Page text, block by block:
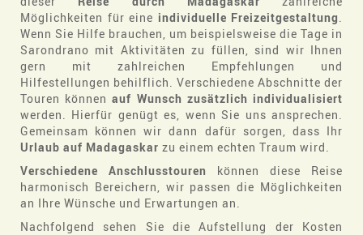
Möglichkeiten für eine individuelle Freizeitgestaltung.
Wenn Sie Hilfe brauchen, um beispielsweise die Tage in
Sarondrano mit Aktivitäten zu füllen, sind wir Ihnen
gern mit zahlreichen Empfehlungen und
Hilfestellungen behilflich. Verschiedene Abschnitte der
Touren könnenauf Wunsch zusätzlich individualisiert
werden. Hierfür genügt es, wenn Sie uns ansprechen.
Gemeinsam können wir dann dafür sorgen, dass Ihr
Urlaub auf Madagaskar zu einem echten Traum wird.
Verschiedene Anschlusstouren können diese Reise
harmonisch Bereichern, wir passen die Möglichkeiten
an Ihre Wünsche und Erwartungen an.
Nachfolgend sehen Sie die Aufstellung der Kosten